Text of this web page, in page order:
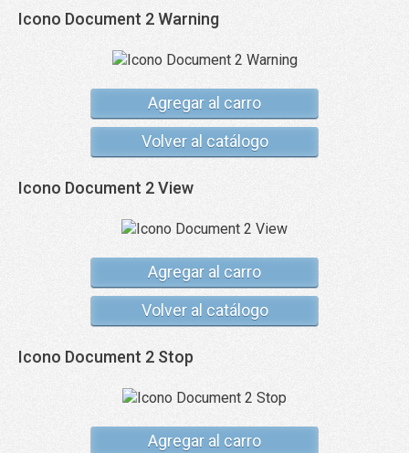
Icono Document 2 Warning
Agregar al carro
Volver al catálogo
Icono Document 2 View
Agregar al carro
Volver al catálogo
Icono Document 2 Stop
Agregar al carro